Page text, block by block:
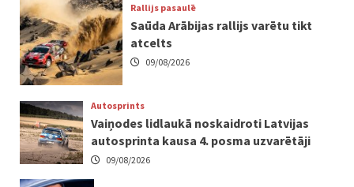
Rallijs pasaulē
Saūda Arābijas rallijs varētu tikt
atcelts
09/08/2026
Autosprints
Vaiņodes lidlaukā noskaidroti Latvijas
autosprinta kausa 4. posma uzvarētāji
09/08/2026